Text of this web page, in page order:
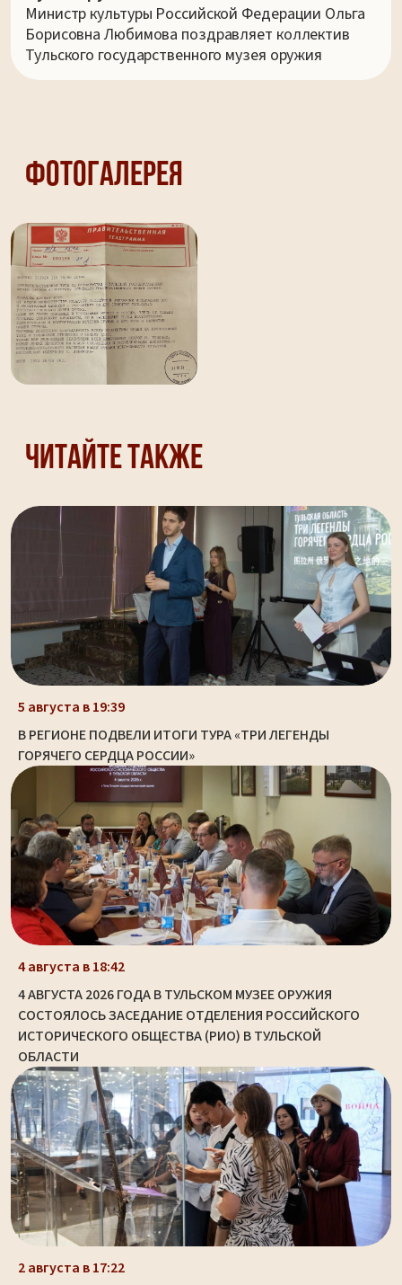
Министр культуры Российской Федерации Ольга
Борисовна Любимова поздравляет коллектив
Тульского государственного музея оружия
Фотогалерея
Читайте также
5 августа в 19:39
В РЕГИОНЕ ПОДВЕЛИ ИТОГИ ТУРА «ТРИ ЛЕГЕНДЫ
ГОРЯЧЕГО СЕРДЦА РОССИИ»
4 августа в 18:42
4 АВГУСТА 2026 ГОДА В ТУЛЬСКОМ МУЗЕЕ ОРУЖИЯ
СОСТОЯЛОСЬ ЗАСЕДАНИЕ ОТДЕЛЕНИЯ РОССИЙСКОГО
ИСТОРИЧЕСКОГО ОБЩЕСТВА (РИО) В ТУЛЬСКОЙ
ОБЛАСТИ
2 августа в 17:22